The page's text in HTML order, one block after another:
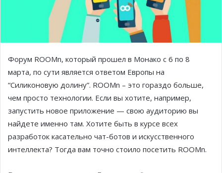
Форум ROOMn, который прошел в Монако с 6 по 8
марта, по сути является ответом Европы на
“Силиконовую долину”. ROOMn – это гораздо больше,
чем просто технологии. Если вы хотите, например,
запустить новое приложение — свою аудиторию вы
найдете именно там. Хотите быть в курсе всех
разработок касательно чат-ботов и искусственного
интеллекта? Тогда вам точно стоило посетить ROOMn.